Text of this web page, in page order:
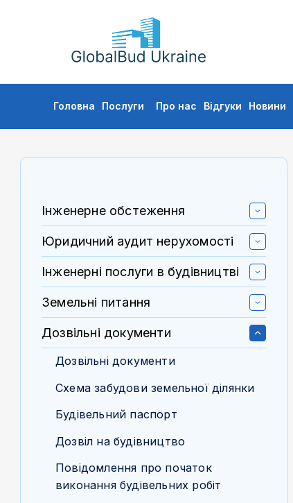
Skip
to
Головна Послуги Про нас Відгуки Новини
Інженерне обстеження
Юридичний аудит нерухомості
Інженерні послуги в будівництві
Земельні питання
Дозвільні документи
Дозвільні документи
Схема забудови земельної ділянки
Будівельний паспорт
Дозвіл на будівництво
Повідомлення про початок
виконання будівельних робіт